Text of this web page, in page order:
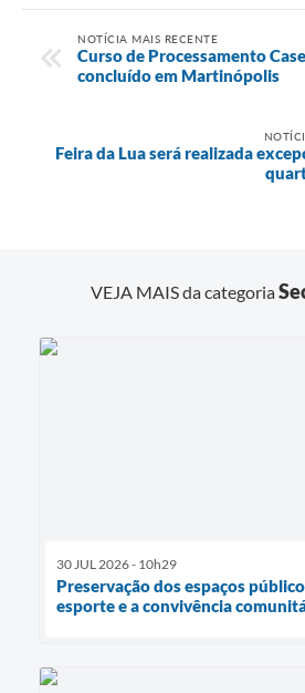
NOTÍCIA MAIS RECENTE
Curso de Processamento
concluído em Martinópolis
Feira da Lua será realizada
VEJA MAIS da categoria
30 JUL 2026 - 10h29
Preservação dos espaços
esporte e a convivência